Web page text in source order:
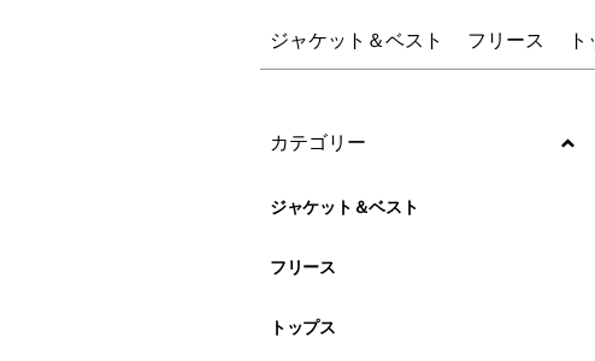
ス
ジャケット＆ベスト フリース
絞り込み
カテゴリー
ジャケット＆ベスト
フリース
トップス